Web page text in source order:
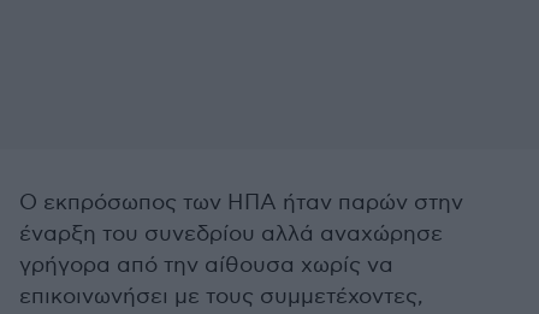
Ο εκπρόσωπος των ΗΠΑ ήταν παρών στην
έναρξη του συνεδρίου αλλά αναχώρησε
γρήγορα από την αίθουσα χωρίς να
επικοινωνήσει με τους συμμετέχοντες,